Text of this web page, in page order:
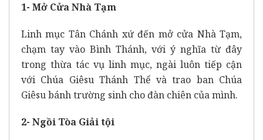
1- Mở Cửa Nhà Tạm
Linh mục Tân Chánh xứ đến mở cửa Nhà Tạm,
chạm tay vào Bình Thánh, với ý nghĩa từ đây
trong thừa tác vụ linh mục, ngài luôn tiếp cận
với Chúa Giêsu Thánh Thể và trao ban Chúa
Giêsu bánh trường sinh cho đàn chiên của mình.
2- Ngồi Tòa Giải tội